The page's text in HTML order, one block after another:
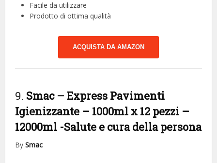
Facile da utilizzare
Prodotto di ottima qualità
ACQUISTA DA AMAZON
9. Smac – Express Pavimenti
Igienizzante – 1000ml x 12 pezzi –
12000ml -Salute e cura della persona
BySmac